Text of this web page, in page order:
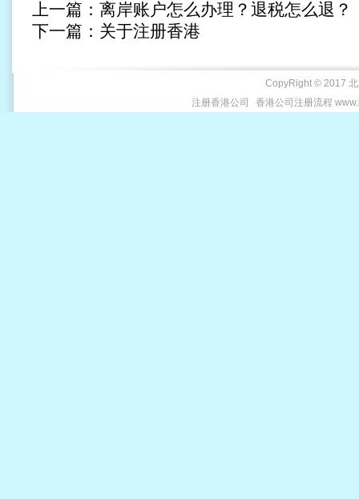
上一篇： 离岸账户怎么办理？退税怎么退？
下一篇： 关于注册香港
CopyRight © 2017
注册香港公司
香港公司注册流程